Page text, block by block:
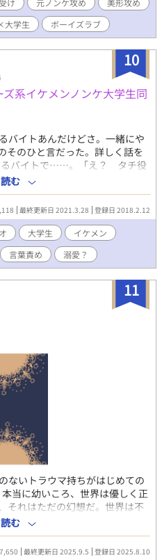
けるハルキ。必死に腰を振るハ
たされていく。 喧嘩しながら
イトノベルズ様、pixiv様にも掲
け 元ノンケ攻め
美形攻め
大学生 ボーイズラブ
10
系イケメンノンケ大学生同
バイトあんだけどさ。一緒にや
そのひと言だった。詳しく話を
るバイトで……。「え？ タチ役
にその差、倍以上じゃん。て
バイト料三十万円に釣られたノ
演しちゃうお話。※ムーンライ
。※完結しました！※続編『ゲ
っちゃったノンケ大学生って
た！
む
最終更新日 2021.3.28 登録日 2018.2.12
大学生
イケメン
言葉責め 溺愛？
11
ないトラウマ持ちがはじめての
当に幼いころ、世界は優しく正
それはただの幻想だ。世界は不
れなのに、世界の中心で笑って
……というような話です。 大学
アパートのお隣さんになったこ
む
最終更新日 2025.9.5 登録日 2025.8.10